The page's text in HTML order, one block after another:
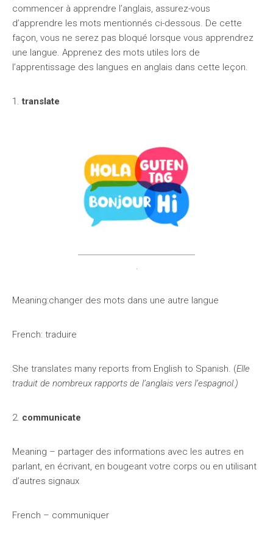
commencer à apprendre l’anglais, assurez-vous
d’apprendre les mots mentionnés ci-dessous. De cette
façon, vous ne serez pas bloqué lorsque vous apprendrez
une langue. Apprenez des mots utiles lors de
l’apprentissage des langues en anglais dans cette leçon.
1.translate
Meaning:changer des mots dans une autre langue
French: traduire
She translates many reports from English to Spanish. (Elle
traduit de nombreux rapports de l’anglais vers l’espagnol.)
2. communicate
Meaning – partager des informations avec les autres en
parlant, en écrivant, en bougeant votre corps ou en utilisant
d’autres signaux
French – communiquer